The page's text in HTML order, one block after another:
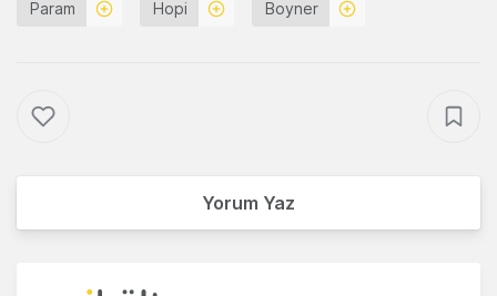
Param Hopi Boyner
Yorum Yaz